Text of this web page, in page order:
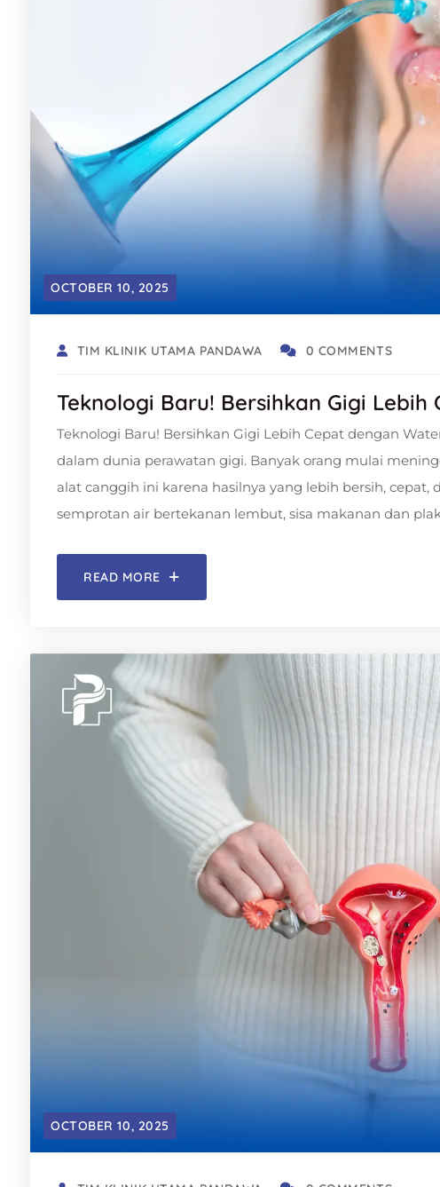
OCTOBER 10, 2025
TIM KLINIK UTAMA PANDAWA 0 COMMENTS
Teknologi Baru! Bersihkan Gigi
Teknologi Baru! Bersihkan Gigi Lebih Cepat dengan
dalam dunia perawatan gigi. Banyak orang mulai
alat canggih ini karena hasilnya yang lebih bersih, cepat,
semprotan air bertekanan lembut, sisa makanan dan
READ MORE
OCTOBER 10, 2025